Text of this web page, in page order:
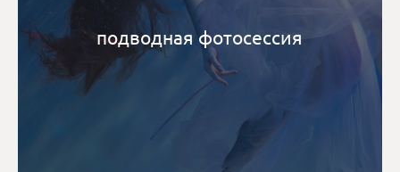
подводная фотосессия